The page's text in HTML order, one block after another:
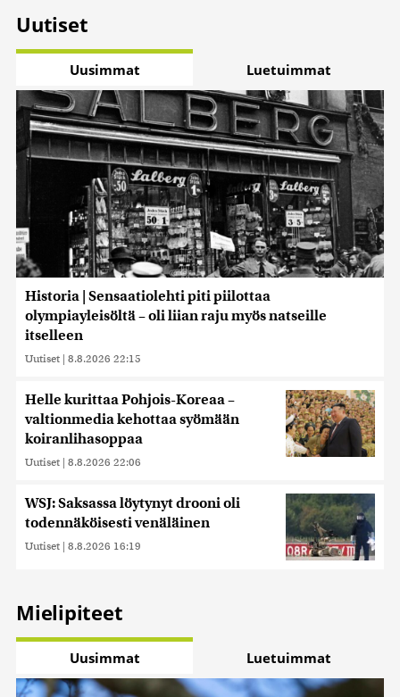
Uutiset
Uusimmat Luetuimmat
Historia | Sensaatiolehti piti piilottaa
olympiayleisöltä – oli liian raju myös natseille
itselleen
Uutiset | 8.8.2026 22:15
Helle kurittaa Pohjois-Koreaa –
valtionmedia kehottaa syömään
koiranlihasoppaa
Uutiset | 8.8.2026 22:06
WSJ: Saksassa löytynyt drooni oli
todennäköisesti venäläinen
Uutiset | 8.8.2026 16:19
Mielipiteet
Uusimmat Luetuimmat